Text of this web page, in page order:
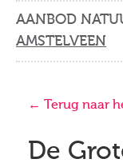
AANBOD
AMSTELVEEN
← Terug naar
De